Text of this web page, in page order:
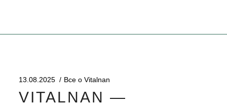
13.08.2025 Все о Vitalnan
VITALNAN —